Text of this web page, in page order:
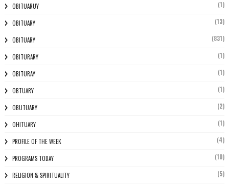
OBITUARUY (1)
OBITUARY (13)
OBITUARY (831)
OBITURARY (1)
OBITURAY (1)
OBTUARY (1)
OBUTUARY (2)
OHITUARY (1)
PROFILE OF THE WEEK (4)
PROGRAMS TODAY (10)
RELIGION & SPIRITUALITY (5)